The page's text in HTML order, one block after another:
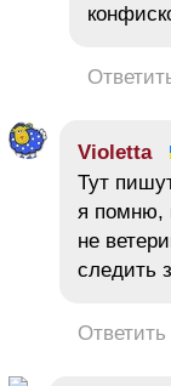
Violetta
Тут
я помню,
не
следить
Ответить